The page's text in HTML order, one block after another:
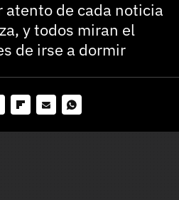
atento de cada noticia
y todos miran el
de irse a dormir